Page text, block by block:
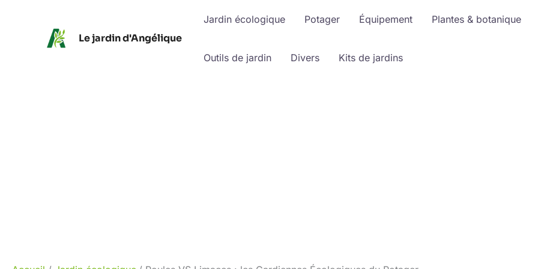
Le jardin d'Angélique
Jardin écologique Potager Équipement Plantes & botanique
Outils de jardin Divers Kits de jardins